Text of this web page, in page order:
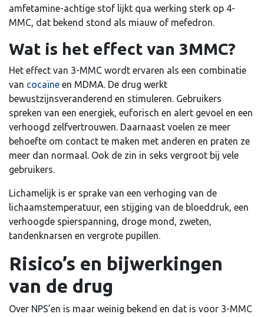
amfetamine-achtige stof lijkt qua werking sterk op 4-
MMC, dat bekend stond als miauw of mefedron.
Wat is het effect van 3MMC?
Het effect van 3-MMC wordt ervaren als een combinatie
van cocaïne en MDMA. De drug werkt
bewustzijnsveranderend en stimuleren. Gebruikers
spreken van een energiek, euforisch en alert gevoel en een
verhoogd zelfvertrouwen. Daarnaast voelen ze meer
behoefte om contact te maken met anderen en praten ze
meer dan normaal. Ook de zin in seks vergroot bij vele
gebruikers.
Lichamelijk is er sprake van een verhoging van de
lichaamstemperatuur, een stijging van de bloeddruk, een
verhoogde spierspanning, droge mond, zweten,
tandenknarsen en vergrote pupillen.
Risico’s en bijwerkingen
van de drug
Over NPS’en is maar weinig bekend en dat is voor 3-MMC